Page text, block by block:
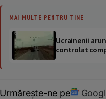
MAI MULTE PENTRU TINE
Ucrainenii
controlat
Urmărește-ne pe